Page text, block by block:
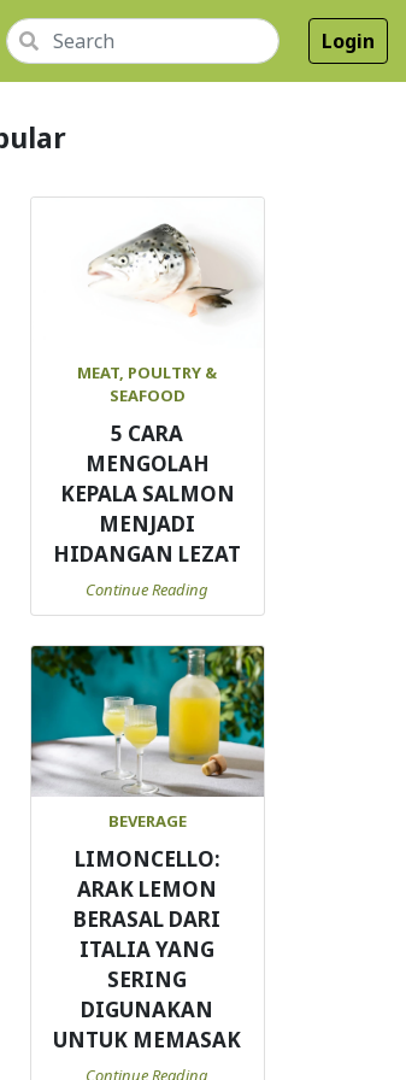
Login
MEAT, POULTRY &
SEAFOOD
5 CARA
MENGOLAH
KEPALA SALMON
MENJADI
HIDANGAN LEZAT
Continue Reading
BEVERAGE
LIMONCELLO:
ARAK LEMON
BERASAL DARI
ITALIA YANG
SERING
DIGUNAKAN
UNTUK MEMASAK
Continue Reading